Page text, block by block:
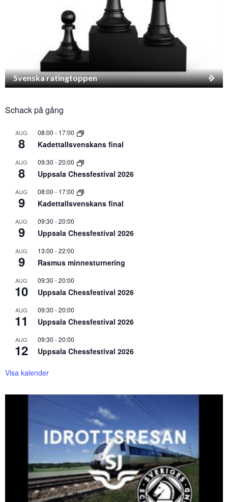
Svenska ratingtoppen
Schack på gång
AUG
8
08:00 - 17:00
Kadettallsvenskans final
AUG
8
09:30 -20:00
Uppsala Chessfestival 2026
AUG
9
08:00 - 17:00
Kadettallsvenskans final
AUG
9
09:30 -20:00
Uppsala Chessfestival 2026
AUG
9
13:00 -22:00
Rasmus minnesturnering
AUG
10
09:30 -20:00
Uppsala Chessfestival 2026
AUG
11
09:30 -20:00
Uppsala Chessfestival 2026
AUG
12
09:30 -20:00
Uppsala Chessfestival 2026
Visa kalender